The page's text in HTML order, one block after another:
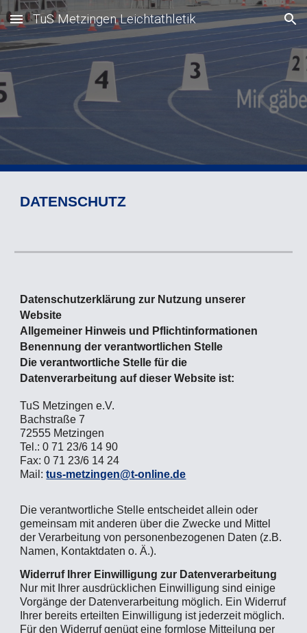
Skip to main content Skip to navigation
TuS Metzingen Leichtathletik
DATENSCHUTZ
Datenschutzerklärung zur Nutzung unserer
Website
Allgemeiner Hinweis und Pflichtinformationen
Benennung der verantwortlichen Stelle
Die verantwortliche Stelle für die
Datenverarbeitung auf dieser Website ist:
TuS Metzingen e.V.
Bachstraße 7
72555 Metzingen
Tel.: 0 71 23/6 14 90
Fax: 0 71 23/6 14 24
Mail: tus-metzingen@t-online.de
Die verantwortliche Stelle entscheidet allein oder
gemeinsam mit anderen über die Zwecke und Mittel
der Verarbeitung von personenbezogenen Daten (z.B.
Namen, Kontaktdaten o. Ä.).
Widerruf Ihrer Einwilligung zur Datenverarbeitung
Nur mit Ihrer ausdrücklichen Einwilligung sind einige
Vorgänge der Datenverarbeitung möglich. Ein Widerruf
Ihrer bereits erteilten Einwilligung ist jederzeit möglich.
Für den Widerruf genügt eine formlose Mitteilung per